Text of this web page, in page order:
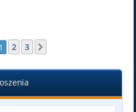
1 2 3